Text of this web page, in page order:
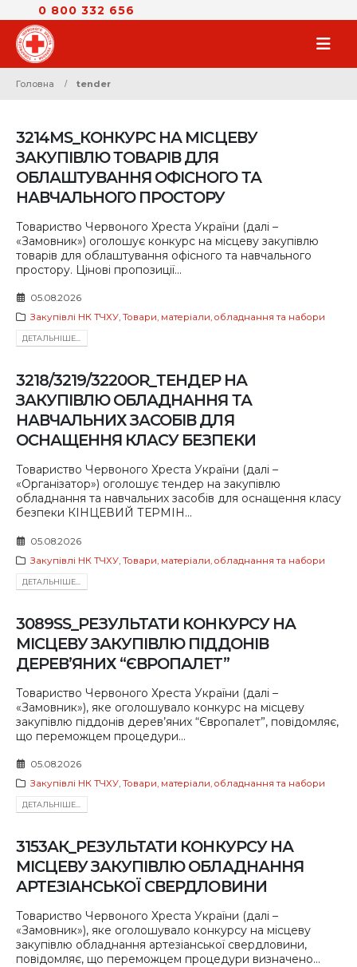
0 800 332 656
Головна tender
3214MS_КОНКУРС НА МІСЦЕВУ
ЗАКУПІВЛЮ ТОВАРІВ ДЛЯ
ОБЛАШТУВАННЯ ОФІСНОГО ТА
НАВЧАЛЬНОГО ПРОСТОРУ
Товариство Червоного Хреста України (далі –
«Замовник») оголошує конкурс на місцеву закупівлю
товарів для облаштування офісного та навчального
простору. Цінові пропозиції...
05.08.2026
Закупівлі НК ТЧХУ, Товари, матеріали, обладнання та набори
ДЕТАЛЬНIШЕ...
3218/3219/3220OR_ТЕНДЕР НА
ЗАКУПІВЛЮ ОБЛАДНАННЯ ТА
НАВЧАЛЬНИХ ЗАСОБІВ ДЛЯ
ОСНАЩЕННЯ КЛАСУ БЕЗПЕКИ
Товариство Червоного Хреста України (далі –
«Організатор») оголошує тендер на закупівлю
обладнання та навчальних засобів для оснащення класу
безпеки КІНЦЕВИЙ ТЕРМІН...
05.08.2026
Закупівлі НК ТЧХУ, Товари, матеріали, обладнання та набори
ДЕТАЛЬНIШЕ...
3089SS_РЕЗУЛЬТАТИ КОНКУРСУ НА
МІСЦЕВУ ЗАКУПІВЛЮ ПІДДОНІВ
ДЕРЕВ’ЯНИХ “ЄВРОПАЛЕТ”
Товариство Червоного Хреста України (далі –
«Замовник»), яке оголошувало конкурс на місцеву
закупівлю піддонів дерев’яних “Європалет”, повідомляє,
що переможцем процедури...
05.08.2026
Закупівлі НК ТЧХУ, Товари, матеріали, обладнання та набори
ДЕТАЛЬНIШЕ...
3153АК_РЕЗУЛЬТАТИ КОНКУРСУ НА
МІСЦЕВУ ЗАКУПІВЛЮ ОБЛАДНАННЯ
АРТЕЗІАНСЬКОЇ СВЕРДЛОВИНИ
Товариство Червоного Хреста України (далі –
«Замовник»), яке оголошувало конкурсу на місцеву
закупівлю обладнання артезіанської свердловини,
повідомляє, що переможцем процедури визначено...